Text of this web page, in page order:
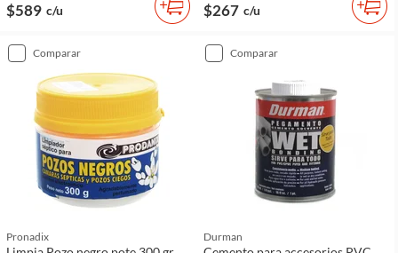
$589 c/u $267 c/u
comparar
Pronadix
comparar
Durman